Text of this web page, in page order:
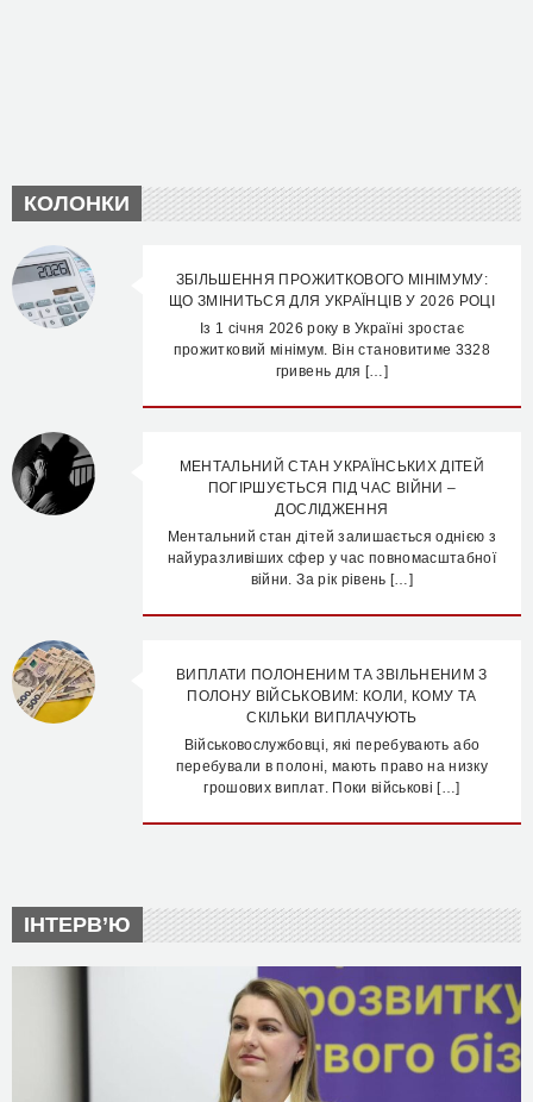
КОЛОНКИ
ЗБІЛЬШЕННЯ ПРОЖИТКОВОГО МІНІМУМУ:
ЩО ЗМІНИТЬСЯ ДЛЯ УКРАЇНЦІВ У 2026 РОЦІ
Із 1 січня 2026 року в Україні зростає
прожитковий мінімум. Він становитиме 3328
гривень для […]
МЕНТАЛЬНИЙ СТАН УКРАЇНСЬКИХ ДІТЕЙ
ПОГІРШУЄТЬСЯ ПІД ЧАС ВІЙНИ –
ДОСЛІДЖЕННЯ
Ментальний стан дітей залишається однією з
найуразливіших сфер у час повномасштабної
війни. За рік рівень […]
ВИПЛАТИ ПОЛОНЕНИМ ТА ЗВІЛЬНЕНИМ З
ПОЛОНУ ВІЙСЬКОВИМ: КОЛИ, КОМУ ТА
СКІЛЬКИ ВИПЛАЧУЮТЬ
Військовослужбовці, які перебувають або
перебували в полоні, мають право на низку
грошових виплат. Поки військові […]
ІНТЕРВ’Ю